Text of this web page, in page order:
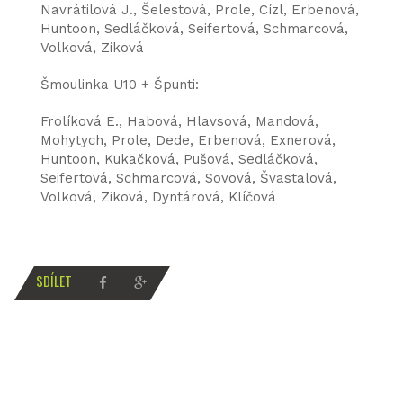
Navrátilová J., Šelestová, Prole, Cízl, Erbenová,
Huntoon, Sedláčková, Seifertová, Schmarcová,
Volková, Ziková
Šmoulinka U10 + Špunti:
Frolíková E., Habová, Hlavsová, Mandová,
Mohytych, Prole, Dede, Erbenová, Exnerová,
Huntoon, Kukačková, Pušová, Sedláčková,
Seifertová, Schmarcová, Sovová, Švastalová,
Volková, Ziková, Dyntárová, Klíčová
SDÍLET